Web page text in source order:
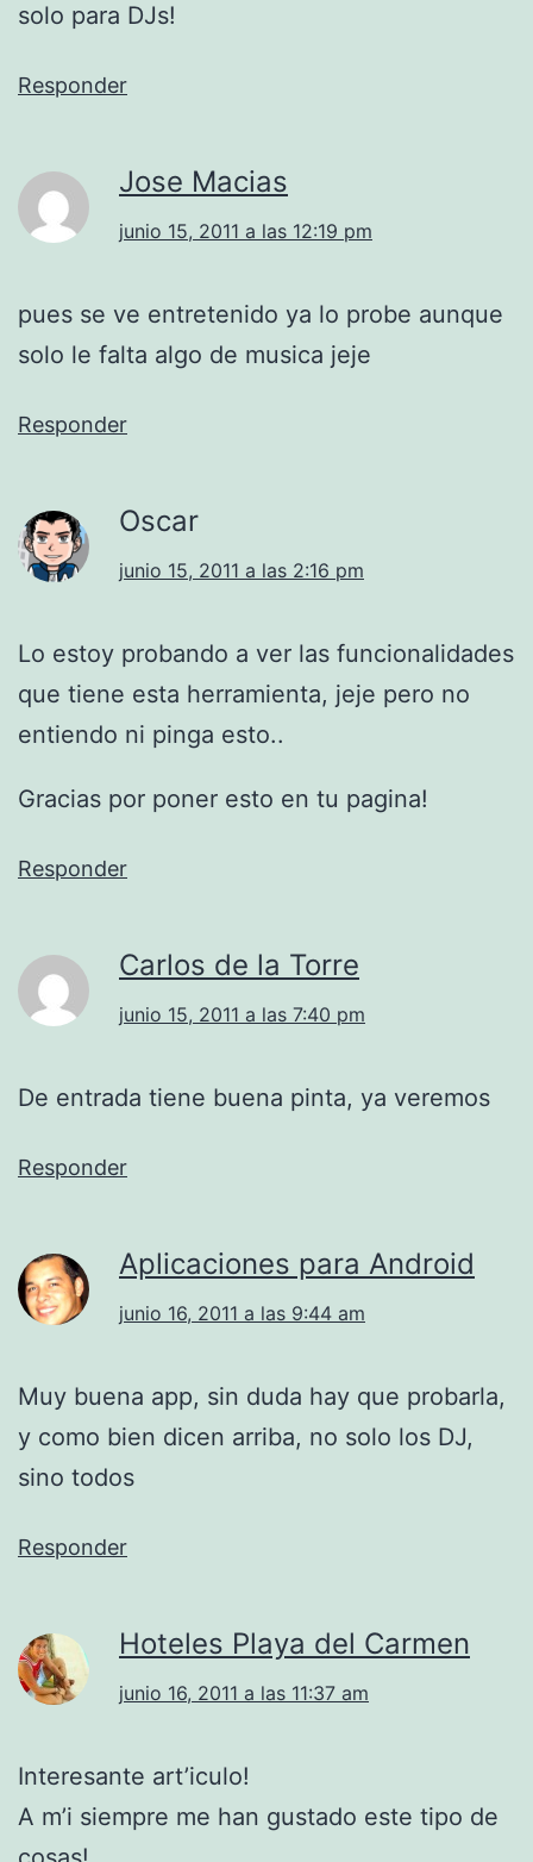
solo para DJs!
Responder
Jose Macias
junio 15, 2011 a las 12:19 pm
pues se ve entretenido ya lo probe aunque
solo le falta algo de musica jeje
Responder
Oscar
junio 15, 2011 a las 2:16 pm
Lo estoy probando a ver las funcionalidades
que tiene esta herramienta, jeje pero no
entiendo ni pinga esto..
Gracias por poner esto en tu pagina!
Responder
Carlos de la Torre
junio 15, 2011 a las 7:40 pm
De entrada tiene buena pinta, ya veremos
Responder
Aplicaciones para Android
junio 16, 2011 a las 9:44 am
Muy buena app, sin duda hay que probarla,
y como bien dicen arriba, no solo los DJ,
sino todos
Responder
Hoteles Playa del Carmen
junio 16, 2011 a las 11:37 am
Interesante art’iculo!
A m’i siempre me han gustado este tipo de